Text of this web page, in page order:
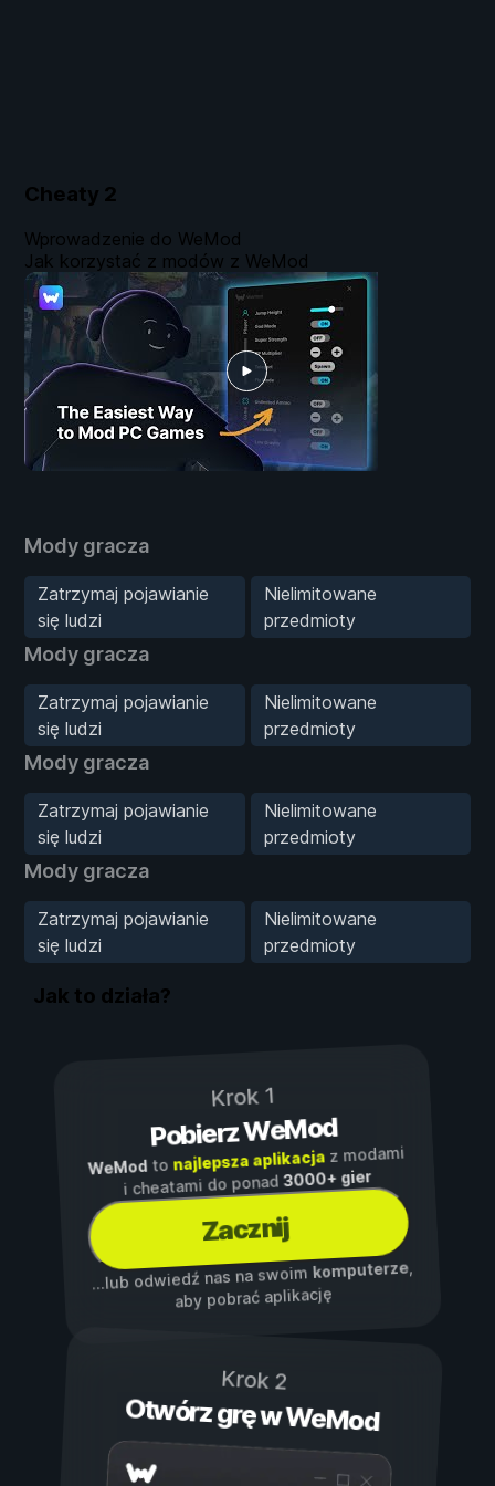
Cheaty 2
Mody gracza
Zatrzymaj pojawianie
się ludzi
Nielimitowane
przedmioty
Mody gracza
Zatrzymaj pojawianie
się ludzi
Nielimitowane
przedmioty
Mody gracza
Zatrzymaj pojawianie
się ludzi
Nielimitowane
przedmioty
Mody gracza
Zatrzymaj pojawianie
się ludzi
Nielimitowane
przedmioty
Wprowadzenie do WeMod
Jak korzystać z modów z WeMod
Jak to działa?
Krok 1
Pobierz WeMod
WeModto najlepsza aplikacjaz modami
i cheatami do ponad3000+ gier
Zacznij
...lub odwiedź nas na swoim komputerze,
aby pobrać aplikację
Krok 2
Otwórz grę w WeMod